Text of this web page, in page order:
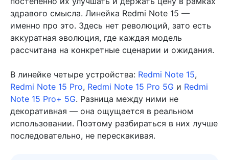
здравого смысла. Линейка Redmi Note 15 —
именно про это. Здесь нет революций, зато есть
аккуратная эволюция, где каждая модель
рассчитана на конкретные сценарии и ожидания.
В линейке четыре устройства: Redmi Note 15,
Redmi Note 15 Pro, Redmi Note 15 Pro 5G и Redmi
Note 15 Pro+ 5G. Разница между ними не
декоративная — она ощущается в реальном
использовании. Поэтому разбираться в них лучше
последовательно, не перескакивая.